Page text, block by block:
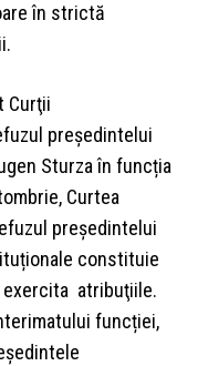
în strictă
Curţii
președintelui
Sturza în funcția
Curtea
președintelui
constituie
exercita atribuţiile.
funcției,